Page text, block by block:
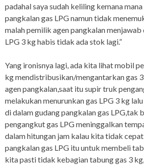
padahal saya sudah keliling kemana
pangkalan gas LPG namun tidak
malah pemilik agen pangkalan menjawab
LPG 3 kg habis tidak ada stok lagi.”
Yang ironisnya lagi, ada kita lihat mobil
kg mendistribusikan/mengantarkan gas
agen pangkalan,saat itu supir truk
melakukan menurunkan gas LPG 3 kg
di dalam gudang pangkalan gas LPG,tak
pengangkut gas LPG meninggalkan
dalam hitungan jam kalau kita tidak
pangkalan gas LPG itu untuk membeli
kita pasti tidak kebagian tabung gas 3